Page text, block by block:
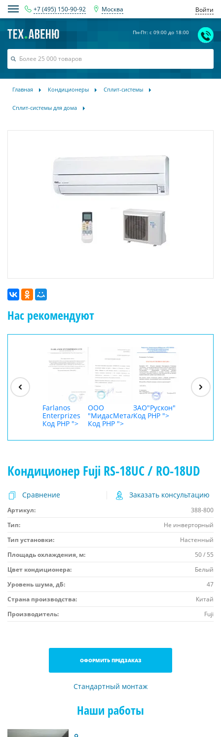
+7 (495) 150-90-92 Москва Войти
Пн-Пт: с 09:00 до 18:00
Главная Кондиционеры Сплит-системы
Сплит-системы для дома
Нас рекомендуют
Farlanos
Enterprizes
Код PHP ">
ООО
"МидасМеталлАрт"
Код PHP ">
ЗАО"Рускон"
Код PHP ">
Кондиционер Fuji RS-18UC / RO-18UD
Сравнение Заказать консультацию
Артикул:
388-800
Тип:
Не инверторный
Тип установки:
Настенный
Площадь охлаждения, м:
50 / 55
Цвет кондиционера:
Белый
Уровень шума, дБ:
47
Страна производства:
Китай
Производитель:
Fuji
ОФОРМИТЬ ПРЕДЗАКАЗ
Стандартный монтаж
Наши работы